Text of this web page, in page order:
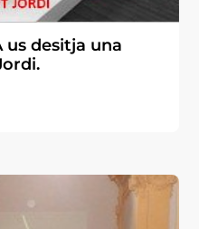
us desitja una